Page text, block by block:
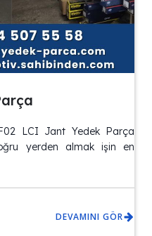
LCI Jant Yedek Parça
yerden almak işin en
DEVAMINI GÖR